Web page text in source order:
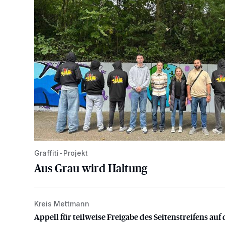
Graffiti-Projekt
Aus Grau wird Haltung
Appell für teilweise Freigabe des Seitenstreifens auf
Kreis Mettmann
Appell für teilweise Freigabe des Seitenstreifens auf